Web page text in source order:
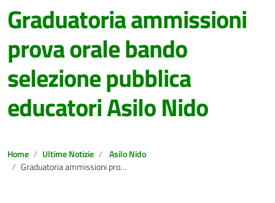
Graduatoria ammissioni
prova orale bando
selezione pubblica
educatori Asilo Nido
Home Ultime Notizie
Asilo Nido
Graduatoria ammissioni prova orale bando selezione pubblica educatori Asilo Nido